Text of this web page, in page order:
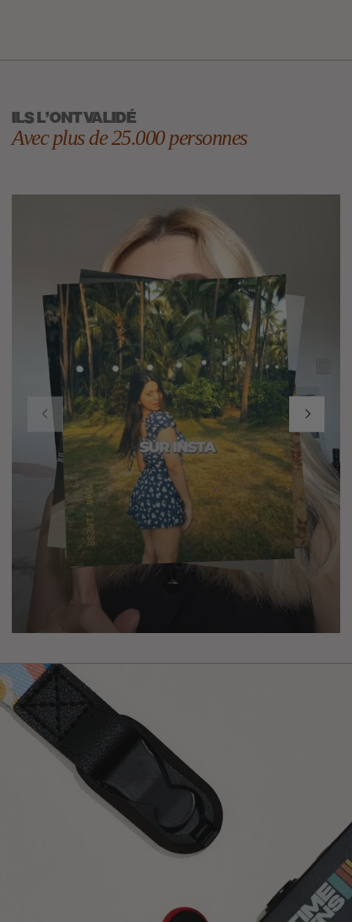
Avec plus de 25.000 personnes
ILS L'ONT VALIDÉ